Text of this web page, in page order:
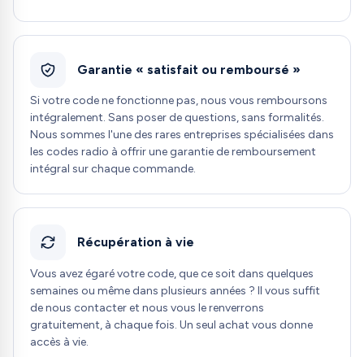
Garantie « satisfait ou remboursé »
Si votre code ne fonctionne pas, nous vous remboursons
intégralement. Sans poser de questions, sans formalités.
Nous sommes l'une des rares entreprises spécialisées dans
les codes radio à offrir une garantie de remboursement
intégral sur chaque commande.
Récupération à vie
Vous avez égaré votre code, que ce soit dans quelques
semaines ou même dans plusieurs années ? Il vous suffit
de nous contacter et nous vous le renverrons
gratuitement, à chaque fois. Un seul achat vous donne
accès à vie.